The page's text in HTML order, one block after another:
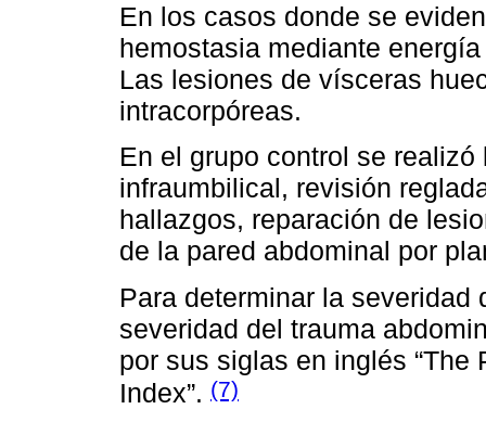
En los casos donde se
hemostasia mediante
Las lesiones de vísceras
intracorpóreas.
En el grupo control se
infraumbilical, revisión
hallazgos, reparación de
de la pared abdominal por
Para determinar la
severidad del trauma
por sus siglas en inglés “The
Index”. (7)